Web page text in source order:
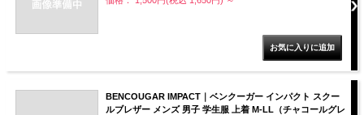
BENCOUGAR IMPACT｜ベンクーガー インパクト スクー
ルブレザー メンズ 男子 学生服 上着 M-LL（チャコールグレ